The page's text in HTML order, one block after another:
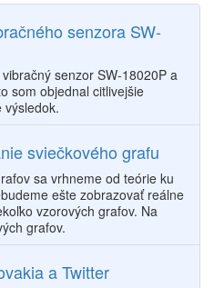
senzora SW-
senzor SW-18020P a
som objednal citlivejšie
výsledok.
sviečkového grafu
sa vrhneme od teórie ku
ešte zobrazovať reálne
vzorových grafov. Na
grafov.
a Twitter